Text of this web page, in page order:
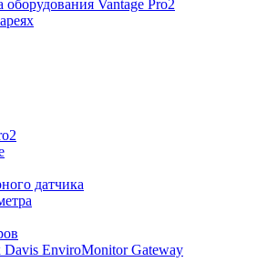
Vantage Pro2
датчика
Davis EnviroMonitor Gateway